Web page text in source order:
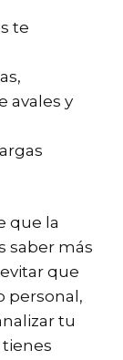
te
avales y
que la
saber más
que
personal,
tu
tienes